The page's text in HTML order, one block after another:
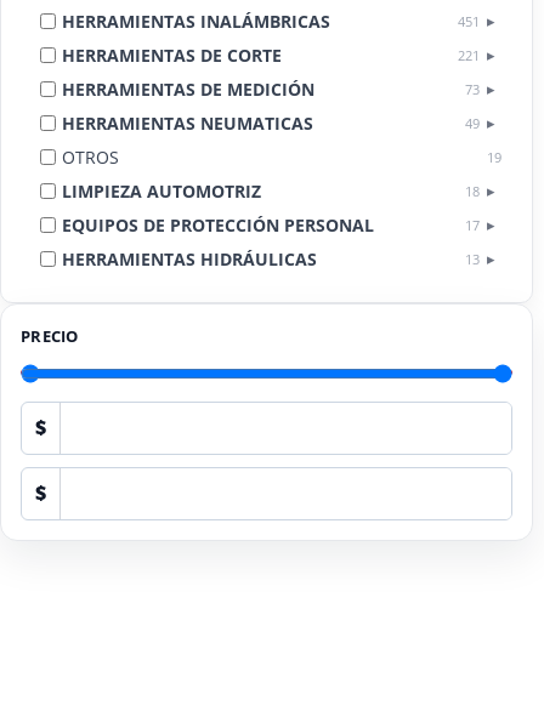
HERRAMIENTAS INALÁMBRICAS 451
HERRAMIENTAS DE CORTE 221
HERRAMIENTAS DE MEDICIÓN 73
HERRAMIENTAS NEUMATICAS 49
OTROS 19
LIMPIEZA AUTOMOTRIZ 18
EQUIPOS DE PROTECCIÓN PERSONAL 17
HERRAMIENTAS HIDRÁULICAS 13
PRECIO
$
$